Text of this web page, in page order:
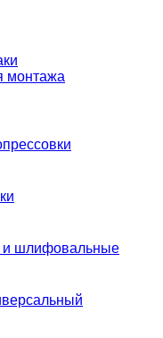
монтажа
и шлифовальные